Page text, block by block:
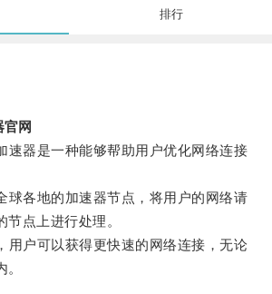
排行
官网
器是一种能够帮助用户优化网络连接
各地的加速器节点，将用户的网络请
点上进行处理。
户可以获得更快速的网络连接，无论